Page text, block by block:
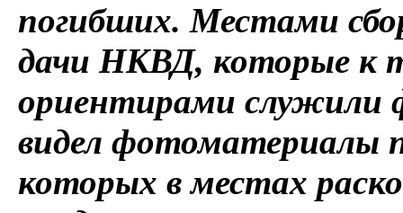
погибших. Местами
дачи НКВД, которые к
ориентирами служили
видел фотоматериалы
которых в местах